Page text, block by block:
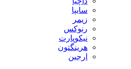
سایپا
زیمر
رنوکس
نیکوپارت
هرینگتون
ارجین